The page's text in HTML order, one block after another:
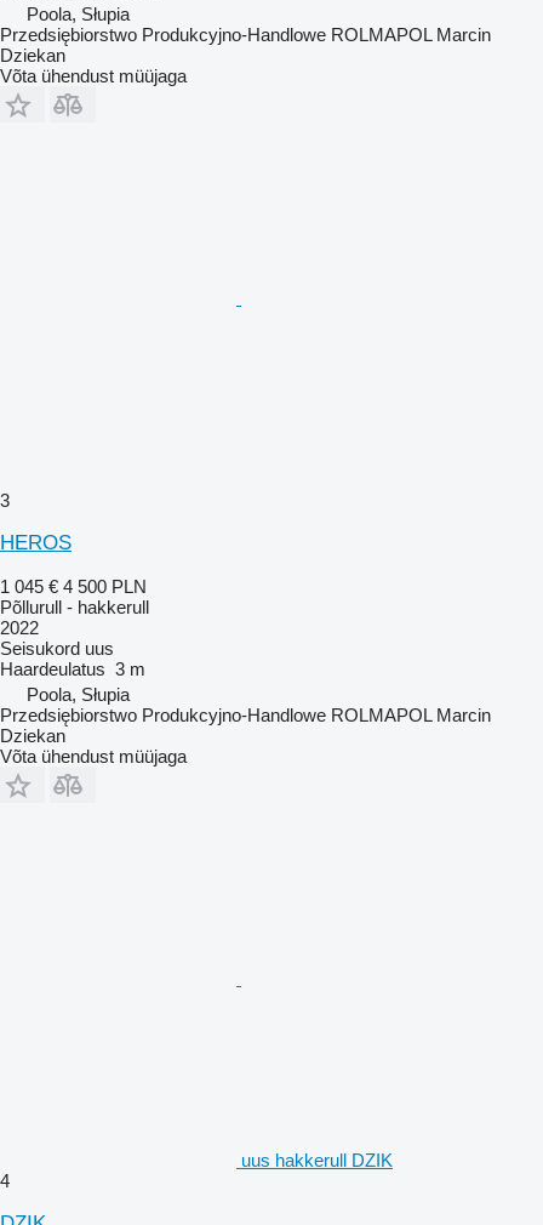
Poola, Słupia
Przedsiębiorstwo Produkcyjno-Handlowe ROLMAPOL Marcin
Dziekan
Võta ühendust müüjaga
3
HEROS
1 045 € 4 500 PLN
Põllurull - hakkerull
2022
Seisukord uus
Haardeulatus 3 m
Poola, Słupia
Przedsiębiorstwo Produkcyjno-Handlowe ROLMAPOL Marcin
Dziekan
Võta ühendust müüjaga
uus hakkerull DZIK
4